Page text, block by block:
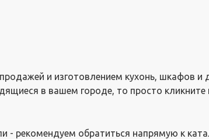
и изготовлением кухонь, шкафов и
в вашем городе, то просто кликните
- рекомендуем обратиться напрямую к